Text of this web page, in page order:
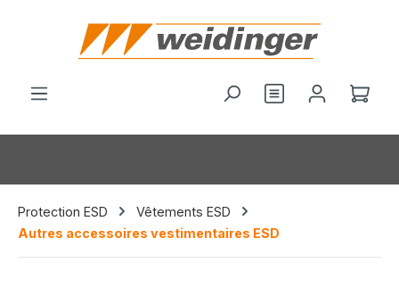
principal
Vous avez 0Le
Protection ESD
Vêtements ESD
Autres accessoires vestimentaires ESD